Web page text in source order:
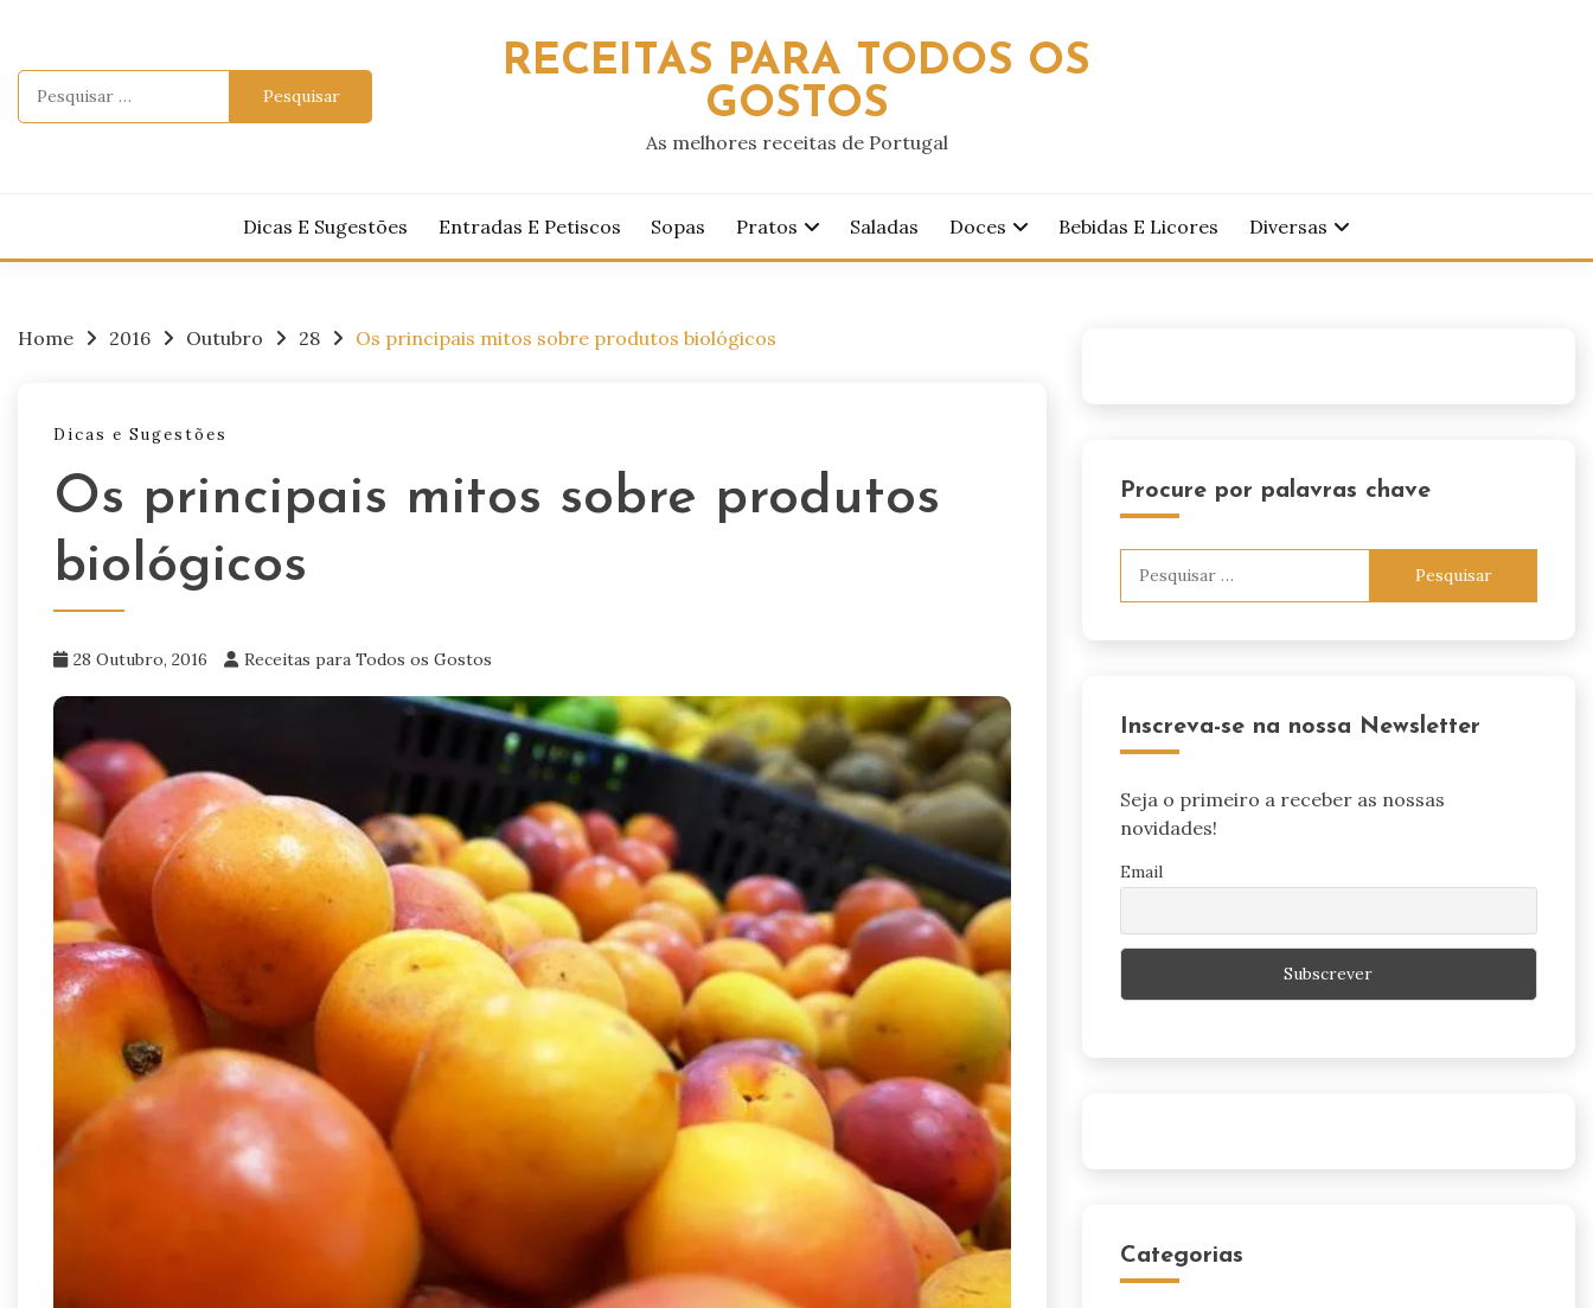
content
RECEITAS PARA TODOS OS
GOSTOS
As melhores receitas de Portugal
Dicas E Sugestões Entradas E Petiscos Sopas Pratos Saladas Doces Bebidas E Licores Diversas
Home 2016 Outubro 28 Os principais mitos sobre produtos biológicos
Dicas e Sugestões
Os principais mitos sobre produtos
biológicos
28 Outubro, 2016 Receitas para Todos os Gostos
Procure por palavras chave
Inscreva-se na nossa Newsletter
Seja o primeiro a receber as nossas
novidades!
Email
Categorias